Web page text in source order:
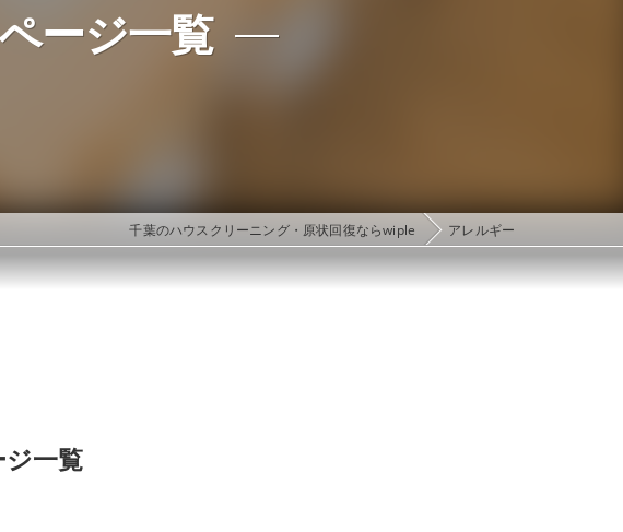
ージ一覧
千葉のハウスクリーニング・原状回復ならwiple アレルギー
一覧